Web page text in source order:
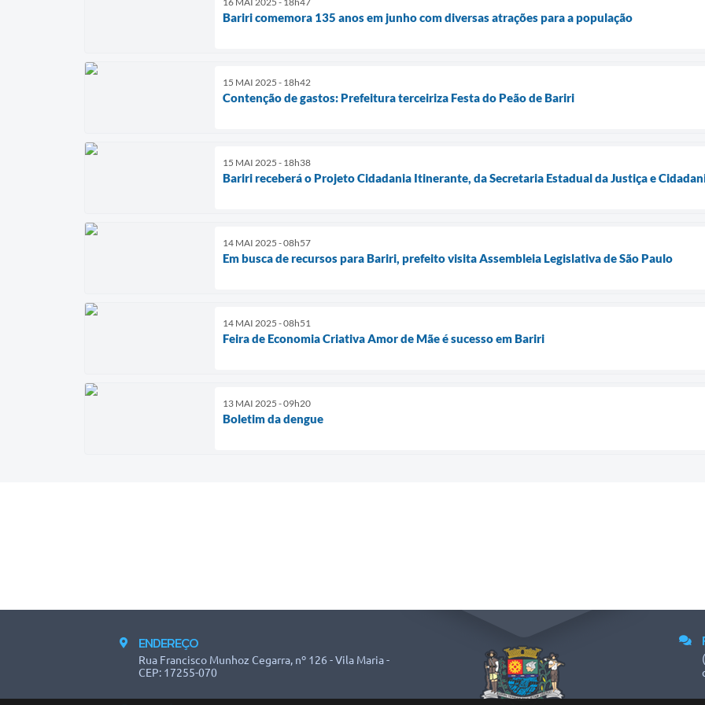
Bariri comemora 135 anos em junho com diversas atrações para a população
15 MAI 2025 - 18h42
Contenção de gastos: Prefeitura terceiriza Festa do Peão de Bariri
15 MAI 2025 - 18h38
Bariri receberá o Projeto Cidadania Itinerante, da Secretaria Estadual da Justiça e
14 MAI 2025 - 08h57
Em busca de recursos para Bariri, prefeito visita Assembleia Legislativa de São Paulo
14 MAI 2025 - 08h51
Feira de Economia Criativa Amor de Mãe é sucesso em Bariri
13 MAI 2025 - 09h20
Boletim da dengue
ENDEREÇO
Rua Francisco Munhoz Cegarra, nº 126 - Vila Maria -
CEP: 17255-070